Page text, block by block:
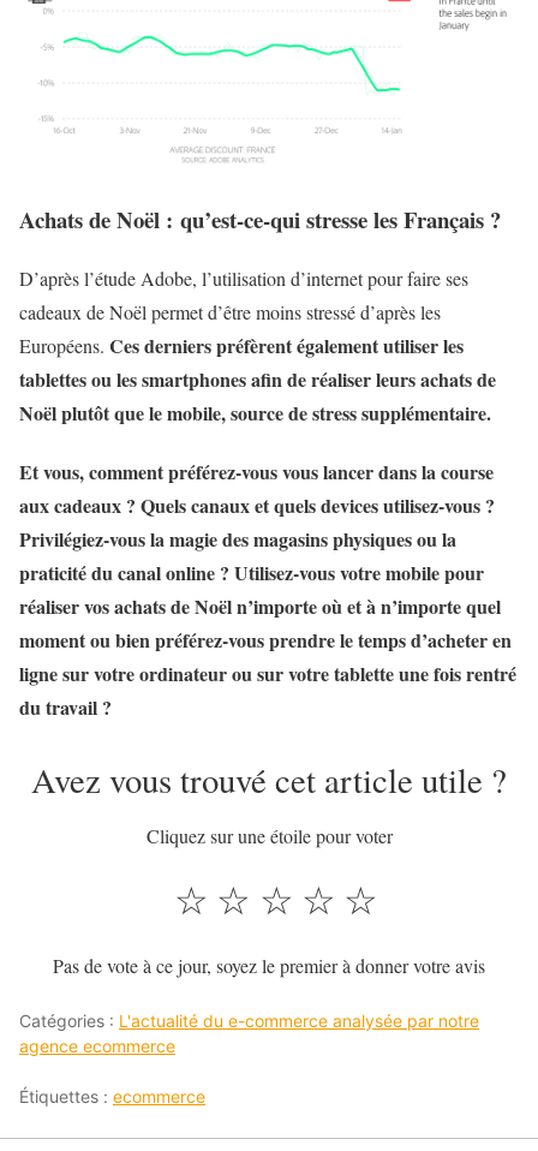
Achats de Noël : qu’est-ce-qui stresse les Français ?
D’après l’étude Adobe, l’utilisation d’internet pour faire ses
cadeaux de Noël permet d’être moins stressé d’après les
Européens. Ces derniers préfèrent également utiliser les
tablettes ou les smartphones afin de réaliser leurs achats de
Noël plutôt que le mobile, source de stress supplémentaire.
Et vous, comment préférez-vous vous lancer dans la course
aux cadeaux ? Quels canaux et quels devices utilisez-vous ?
Privilégiez-vous la magie des magasins physiques ou la
praticité du canal online ? Utilisez-vous votre mobile pour
réaliser vos achats de Noël n’importe où et à n’importe quel
moment ou bien préférez-vous prendre le temps d’acheter en
ligne sur votre ordinateur ou sur votre tablette une fois rentré
du travail ?
Avez vous trouvé cet article utile ?
Cliquez sur une étoile pour voter
☆
☆
☆
☆
☆
Pas de vote à ce jour, soyez le premier à donner votre avis
Catégories : L'actualité du e-commerce analysée par notre
agence ecommerce
Étiquettes : ecommerce